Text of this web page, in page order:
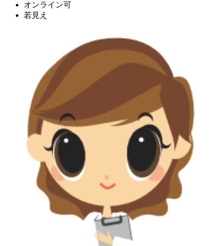
オンライン可
若見え